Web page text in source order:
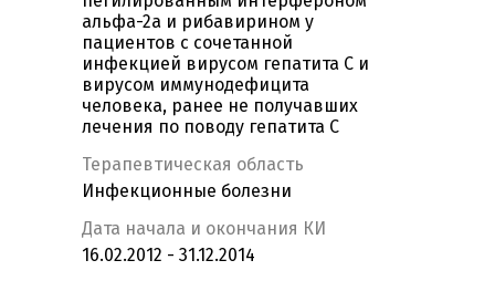
альфа-2a и рибавирином у
пациентов c сочетанной
инфекцией вирусом гепатита С и
вирусом иммунодефицита
человека, ранее не получавших
лечения по поводу гепатита С
Терапевтическая область
Инфекционные болезни
Дата начала и окончания КИ
16.02.2012 - 31.12.2014